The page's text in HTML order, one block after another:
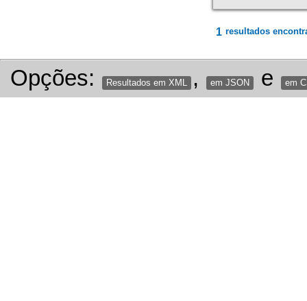
1 resultados
Opções: Resultados em XML , em JSON e em